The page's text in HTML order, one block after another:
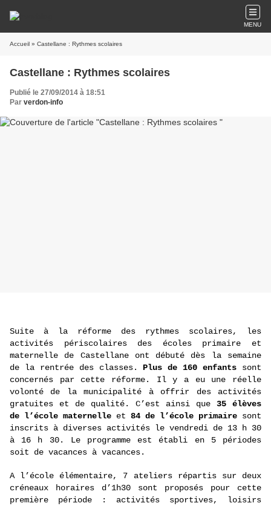
MENU
Accueil » Castellane : Rythmes scolaires
Castellane : Rythmes scolaires
Publié le 27/09/2014 à 18:51
Par verdon-info
Suite à la réforme des rythmes scolaires, les
activités périscolaires des écoles primaire et
maternelle de Castellane ont débuté dès la semaine
de la rentrée des classes. Plus de 160 enfants sont
concernés par cette réforme. Il y a eu une réelle
volonté de la municipalité à offrir des activités
gratuites et de qualité. C’est ainsi que 35 élèves
de l’école maternelle et 84 de l’école primaire sont
inscrits à diverses activités le vendredi de 13 h 30
à 16 h 30. Le programme est établi en 5 périodes
soit de vacances à vacances.
A l’école élémentaire, 7 ateliers répartis sur deux
créneaux horaires d’1h30 sont proposés pour cette
première période : activités sportives, loisirs